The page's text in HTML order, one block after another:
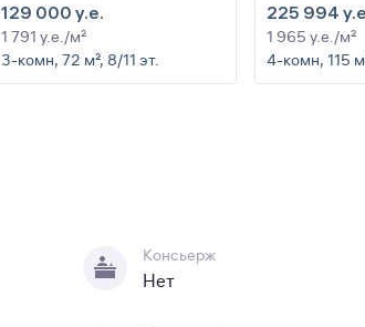
129 000 y.e.
1 791 y.e./м²
3-комн, 72 м², 8/11 эт.
225 994
1 965 y.e./м²
4-комн, 115
Консьерж
Нет